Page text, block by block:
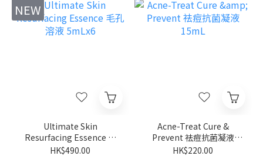
NEW
Ultimate Skin
Resurfacing Essence 毛
孔溶液 5mLx6
HK$490.00
Acne-Treat Cure &
Prevent 祛痘抗菌凝液
15mL
HK$220.00